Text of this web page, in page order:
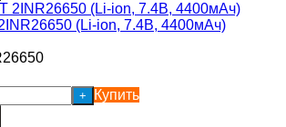
(Li-ion, 7.4В, 4400мАч)
+ Купить